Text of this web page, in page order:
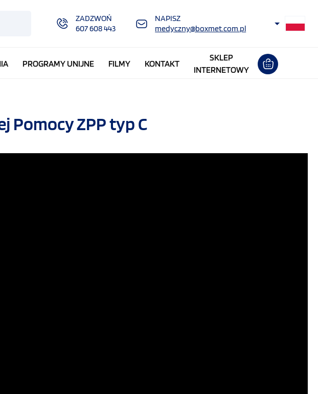
ZADZWOŃ
607 608 443
NAPISZ
medyczny@boxmet.com.pl
PROGRAMY UNIJNE FILMY KONTAKT
SKLEP
INTERNETOWY
Pomocy ZPP typ C